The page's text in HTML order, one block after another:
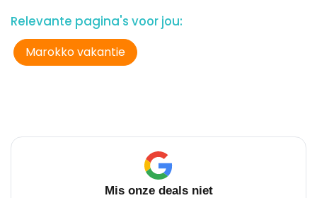
Relevante pagina's voor jou:
Marokko vakantie
Mis onze deals niet